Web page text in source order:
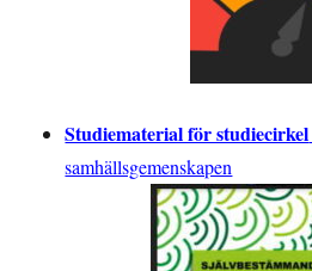
Studiematerial för studiecirkel
samhällsgemenskapen